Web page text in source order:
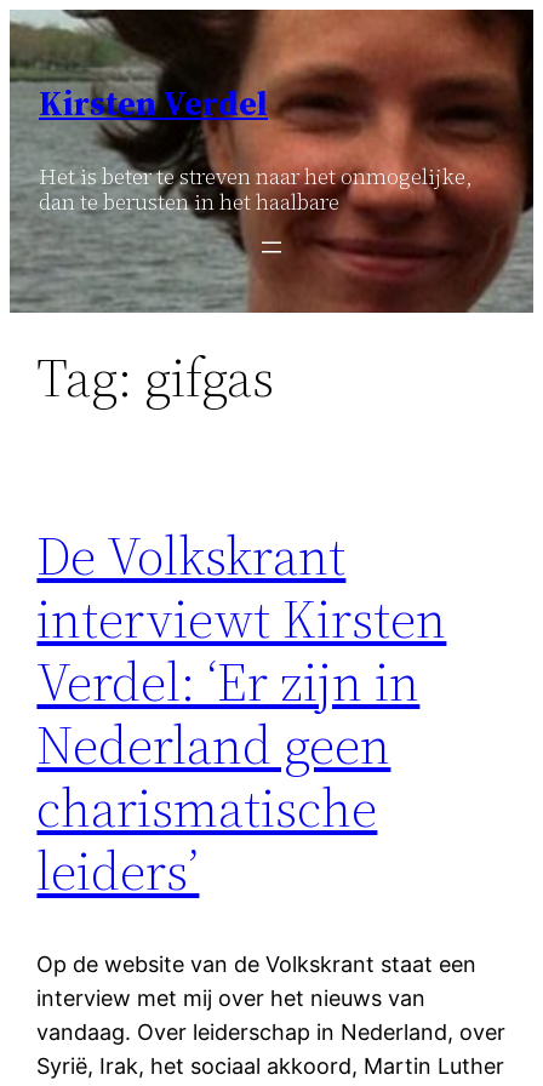
Ga
naar
inhoud
Kirsten Verdel
Het is beter te streven naar het onmogelijke,
dan te berusten in het haalbare
Tag: gifgas
De Volkskrant
interviewt Kirsten
Verdel: ‘Er zijn in
Nederland geen
charismatische
leiders’
Op de website van de Volkskrant staat een
interview met mij over het nieuws van
vandaag. Over leiderschap in Nederland, over
Syrië, Irak, het sociaal akkoord, Martin Luther